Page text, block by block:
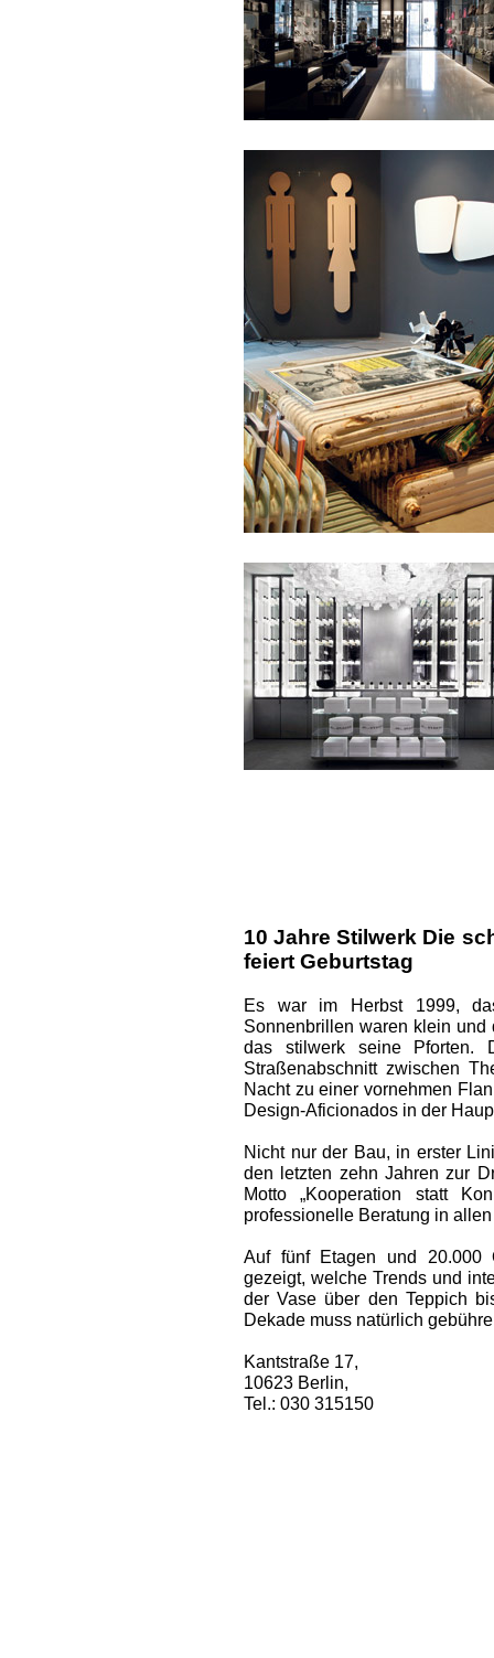
10 Jahre Stilwerk Die
feiert Geburtstag
Es war im Herbst 1999,
Sonnenbrillen waren klein und
das stilwerk seine Pforten.
Straßenabschnitt zwischen
Nacht zu ­einer vornehmen
Design-Aficio­nados in der
Nicht nur der Bau, in erster
den letzten zehn Jahren zur
Motto „Kooperation statt
professionelle Beratung in
Auf fünf Etagen und 20.000
gezeigt, welche Trends und
der Vase über den Teppich
Dekade muss natürlich
Kantstraße 17,
10623 Berlin,
Tel.: 030 315150